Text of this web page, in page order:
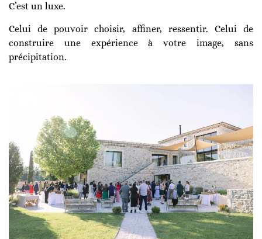
C’est un luxe.
Celui de pouvoir choisir, affiner, ressentir. Celui de
construire une expérience à votre image, sans
précipitation.